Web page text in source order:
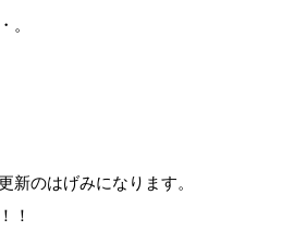
。
新のはげみになります。
！